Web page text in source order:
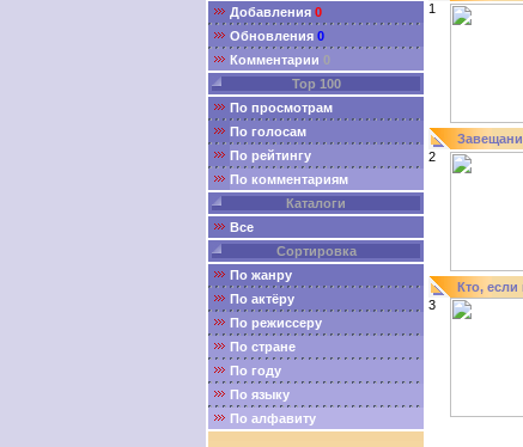
Добавления 0
Обновления 0
Комментарии 0
Top 100
По просмотрам
По голосам
По рейтингу
По комментариям
Каталоги
Все
Сортировка
По жанру
По актёру
По режиссеру
По стране
По году
По языку
По алфавиту
1
2
Кто,
3